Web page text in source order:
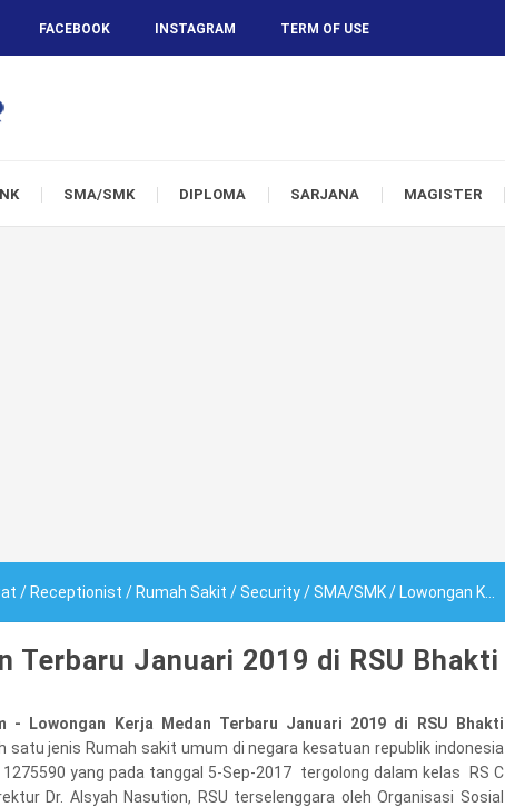
FACEBOOK INSTAGRAM TERM OF USE
SMA/SMK DIPLOMA SARJANA MAGISTER
/ Receptionist / Rumah Sakit /Security/SMA/SMK/ Lowongan Kerja Medan Terbaru Januari 2019 di RSU Bhakti
Terbaru Januari 2019 di RSU Bhakti
- Lowongan Kerja Medan Terbaru Januari 2019 di RSU Bhakti
satu jenis Rumah sakit umum di negara kesatuan republik indonesia
1275590 yang pada tanggal 5-Sep-2017 tergolong dalam kelas RS C
Dr. Alsyah Nasution, RSU terselenggara oleh Organisasi Sosial